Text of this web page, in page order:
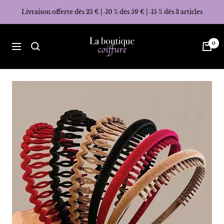
Livraison offerte dès 25 € | ‑10 % dès 59 € | ‑15 % dès 3 articles
Navigation
La
Boutique
0